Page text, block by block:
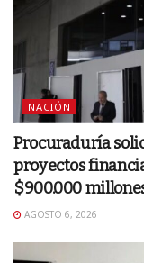
NACIÓN
Procuraduría
proyectos
$900.000
AGOSTO 6, 2026